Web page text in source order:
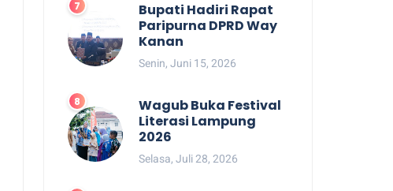
Bupati Hadiri Rapat
Paripurna DPRD Way
Kanan
Senin, Juni 15, 2026
Wagub Buka Festival
Literasi Lampung
2026
Selasa, Juli 28, 2026